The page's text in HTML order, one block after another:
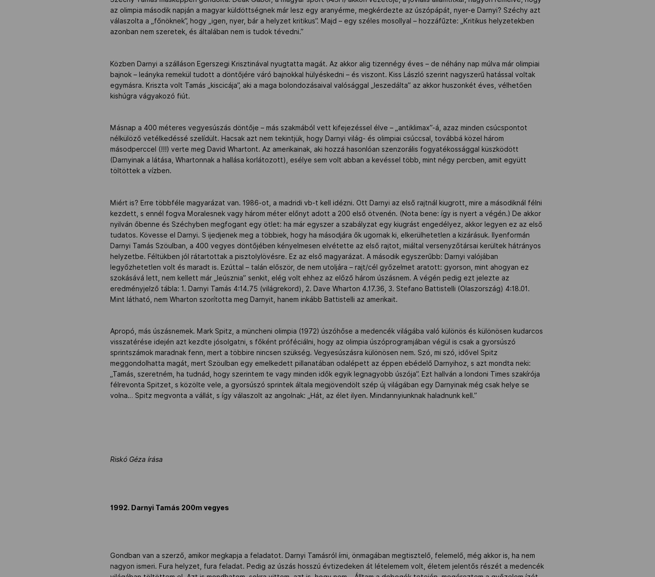
az olimpia második napján a magyar küldöttségnek már lesz egy aranyérme, megkérdezte az úszópápát, nyer-e Darnyi? Széchy azt
válaszolta a „főnöknek”, hogy „igen, nyer, bár a helyzet kritikus”. Majd – egy széles mosollyal – hozzáfűzte: „Kritikus helyzetekben
azonban nem szeretek, és általában nem is tudok tévedni.”
Közben Darnyi a szálláson Egerszegi Krisztinával nyugtatta magát. Az akkor alig tizennégy éves – de néhány nap múlva már olimpiai
bajnok – leányka remekül tudott a döntőjére váró bajnokkal hülyéskedni – és viszont. Kiss László szerint nagyszerű hatással voltak
egymásra. Kriszta volt Tamás „kiscicája”, aki a maga bolondozásaival valósággal „leszedálta” az akkor huszonkét éves, vélhetően
kishúgra vágyakozó fiút.
Másnap a 400 méteres vegyesúszás döntője – más szakmából vett kifejezéssel élve – „antiklimax”-á, azaz minden csúcspontot
nélkülöző vetélkedéssé szelídült. Hacsak azt nem tekintjük, hogy Darnyi világ- és olimpiai csúccsal, továbbá közel három
másodperccel (!!!) verte meg David Whartont. Az amerikainak, aki hozzá hasonlóan szenzorális fogyatékossággal küszködött
(Darnyinak a látása, Whartonnak a hallása korlátozott), esélye sem volt abban a kevéssel több, mint négy percben, amit együtt
töltöttek a vízben.
Miért is? Erre többféle magyarázat van. 1986-ot, a madridi vb-t kell idézni. Ott Darnyi az első rajtnál kiugrott, mire a másodiknál félni
kezdett, s ennél fogva Moralesnek vagy három méter előnyt adott a 200 első ötvenén. (Nota bene: így is nyert a végén.) De akkor
nyilván őbenne és Széchyben megfogant egy ötlet: ha már egyszer a szabályzat egy kiugrást engedélyez, akkor legyen ez az első
tudatos. Kövesse el Darnyi. S ijedjenek meg a többiek, hogy ha másodjára ők ugornak ki, elkerülhetetlen a kizárásuk. Ilyenformán
Darnyi Tamás Szöulban, a 400 vegyes döntőjében kényelmesen elvétette az első rajtot, miáltal versenyzőtársai kerültek hátrányos
helyzetbe. Féltükben jól rátartottak a pisztolylövésre. Ez az első magyarázat. A második egyszerűbb: Darnyi valójában
legyőzhetetlen volt és maradt is. Ezúttal – talán először, de nem utoljára – rajt/cél győzelmet aratott: gyorson, mint ahogyan ez
szokásává lett, nem kellett már „leúsznia” senkit, elég volt ehhez az előző három úszásnem. A végén pedig ezt jelezte az
eredményjelző tábla: 1. Darnyi Tamás 4:14.75 (világrekord), 2. Dave Wharton 4.17.36, 3. Stefano Battistelli (Olaszország) 4:18.01.
Mint látható, nem Wharton szorította meg Darnyit, hanem inkább Battistelli az amerikait.
Apropó, más úszásnemek. Mark Spitz, a müncheni olimpia (1972) úszóhőse a medencék világába való különös és különösen kudarcos
visszatérése idején azt kezdte jósolgatni, s főként próféciálni, hogy az olimpia úszóprogramjában végül is csak a gyorsúszó
sprintszámok maradnak fenn, mert a többire nincsen szükség. Vegyesúszásra különösen nem. Szó, mi szó, idővel Spitz
meggondolhatta magát, mert Szöulban egy emelkedett pillanatában odalépett az éppen ebédelő Darnyihoz, s azt mondta neki:
„Tamás, szeretném, ha tudnád, hogy szerintem te vagy minden idők egyik legnagyobb úszója”. Ezt hallván a londoni Times szakírója
félrevonta Spitzet, s közölte vele, a gyorsúszó sprintek általa megjövendölt szép új világában egy Darnyinak még csak helye se
volna… Spitz megvonta a vállát, s így válaszolt az angolnak: „Hát, az élet ilyen. Mindannyiunknak haladnunk kell.”
Riskó Géza írása
1992. Darnyi Tamás 200m vegyes
Gondban van a szerző, amikor megkapja a feladatot. Darnyi Tamásról írni, önmagában megtisztelő, felemelő, még akkor is, ha nem
nagyon ismeri. Fura helyzet, fura feladat. Pedig az úszás hosszú évtizedeken át lételemem volt, életem jelentős részét a medencék